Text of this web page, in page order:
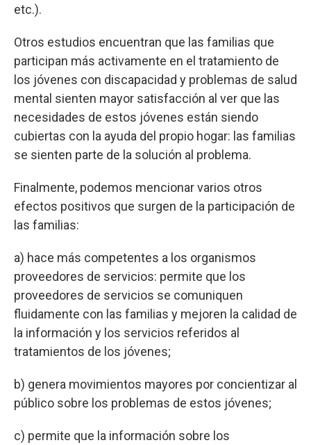
etc.).
Otros estudios encuentran que las familias que
participan más activamente en el tratamiento de
los jóvenes con discapacidad y problemas de salud
mental sienten mayor satisfacción al ver que las
necesidades de estos jóvenes están siendo
cubiertas con la ayuda del propio hogar: las familias
se sienten parte de la solución al problema.
Finalmente, podemos mencionar varios otros
efectos positivos que surgen de la participación de
las familias:
a) hace más competentes a los organismos
proveedores de servicios: permite que los
proveedores de servicios se comuniquen
fluidamente con las familias y mejoren la calidad de
la información y los servicios referidos al
tratamientos de los jóvenes;
b) genera movimientos mayores por concientizar al
público sobre los problemas de estos jóvenes;
c) permite que la información sobre los